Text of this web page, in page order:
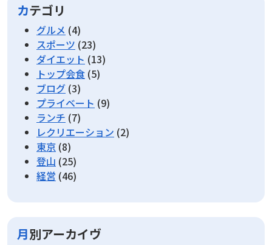
カテゴリ
グルメ (4)
スポーツ (23)
ダイエット (13)
トップ会食 (5)
ブログ (3)
プライベート (9)
ランチ (7)
レクリエーション (2)
東京 (8)
登山 (25)
経営 (46)
月別アーカイヴ